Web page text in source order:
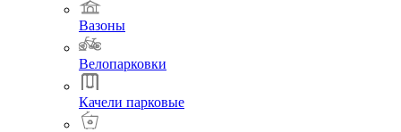
Вазоны
Велопарковки
Качели парковые